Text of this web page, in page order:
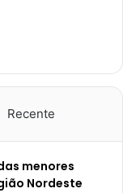
Recente
menores
Nordeste